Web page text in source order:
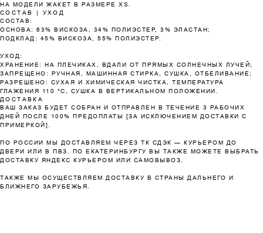
НА МОДЕЛИ ЖАКЕТ В РАЗМЕРЕ XS.
СОСТАВ | УХОД
СОСТАВ:
ОСНОВА: 63% ВИСКОЗА, 34% ПОЛИЭСТЕР, 3% ЭЛАСТАН;
ПОДКЛАД: 45% ВИСКОЗА, 55% ПОЛИЭСТЕР.
УХОД:
ХРАНЕНИЕ: НА ПЛЕЧИКАХ, ВДАЛИ ОТ ПРЯМЫХ СОЛНЕЧНЫХ ЛУЧЕЙ;
ЗАПРЕЩЕНО: РУЧНАЯ, МАШИННАЯ СТИРКА, СУШКА, ОТБЕЛИВАНИЕ;
РАЗРЕШЕНО: СУХАЯ И ХИМИЧЕСКАЯ ЧИСТКА, ТЕМПЕРАТУРА
ГЛАЖЕНИЯ 110 °C, СУШКА В ВЕРТИКАЛЬНОМ ПОЛОЖЕНИИ.
ДОСТАВКА
ВАШ ЗАКАЗ БУДЕТ СОБРАН И ОТПРАВЛЕН В ТЕЧЕНИЕ 3 РАБОЧИХ
ДНЕЙ ПОСЛЕ 100% ПРЕДОПЛАТЫ [ЗА ИСКЛЮЧЕНИЕМ ДОСТАВКИ С
ПРИМЕРКОЙ].
ПО РОССИИ МЫ ДОСТАВЛЯЕМ ЧЕРЕЗ ТК СДЭК — КУРЬЕРОМ ДО
ДВЕРИ ИЛИ В ПВЗ. ПО ЕКАТЕРИНБУРГУ ВЫ ТАКЖЕ МОЖЕТЕ ВЫБРАТЬ
ДОСТАВКУ ЯНДЕКС КУРЬЕРОМ ИЛИ САМОВЫВОЗ.
ТАКЖЕ МЫ ОСУЩЕСТВЛЯЕМ ДОСТАВКУ В СТРАНЫ ДАЛЬНЕГО И
БЛИЖНЕГО ЗАРУБЕЖЬЯ.